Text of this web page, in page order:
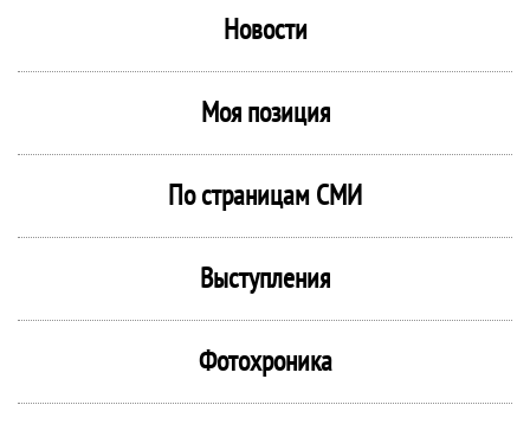
Новости
Моя позиция
По страницам СМИ
Выступления
Фотохроника